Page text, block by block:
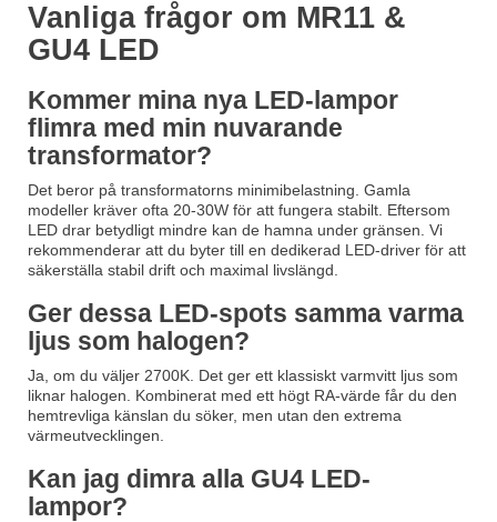
Vanliga frågor om MR11 &
GU4 LED
Kommer mina nya LED-lampor
flimra med min nuvarande
transformator?
Det beror på transformatorns minimibelastning. Gamla
modeller kräver ofta 20-30W för att fungera stabilt. Eftersom
LED drar betydligt mindre kan de hamna under gränsen. Vi
rekommenderar att du byter till en dedikerad LED-driver för att
säkerställa stabil drift och maximal livslängd.
Ger dessa LED-spots samma varma
ljus som halogen?
Ja, om du väljer 2700K. Det ger ett klassiskt varmvitt ljus som
liknar halogen. Kombinerat med ett högt RA-värde får du den
hemtrevliga känslan du söker, men utan den extrema
värmeutvecklingen.
Kan jag dimra alla GU4 LED-
lampor?